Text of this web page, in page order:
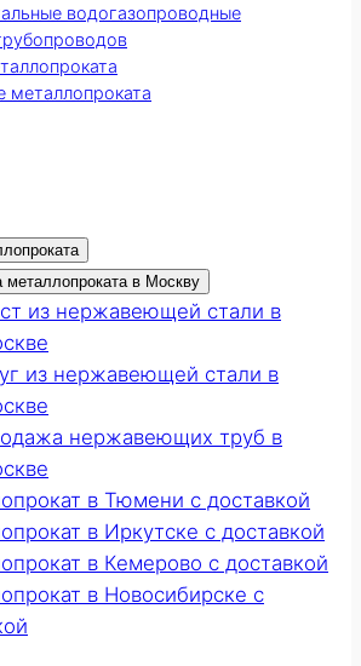
водогазопроводные
металлопроката
металлопроката в Москву
из нержавеющей стали в
из нержавеющей стали в
нержавеющих труб в
в Тюмени с доставкой
в Иркутске с доставкой
в Кемерово с доставкой
в Новосибирске с